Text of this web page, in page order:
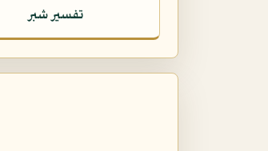
تفسير شبر